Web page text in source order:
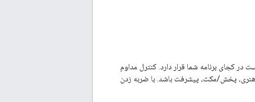
در کجای برنامه شما قرار دارد. کنترل مداوم
هنری، پخش/مکث، پیشرفت باشد. با ضربه زدن